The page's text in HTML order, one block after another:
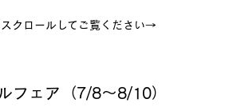
クロールしてご覧ください→
フェア（7/8～8/10）